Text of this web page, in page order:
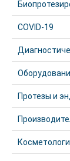
COVID-19
Протезы и